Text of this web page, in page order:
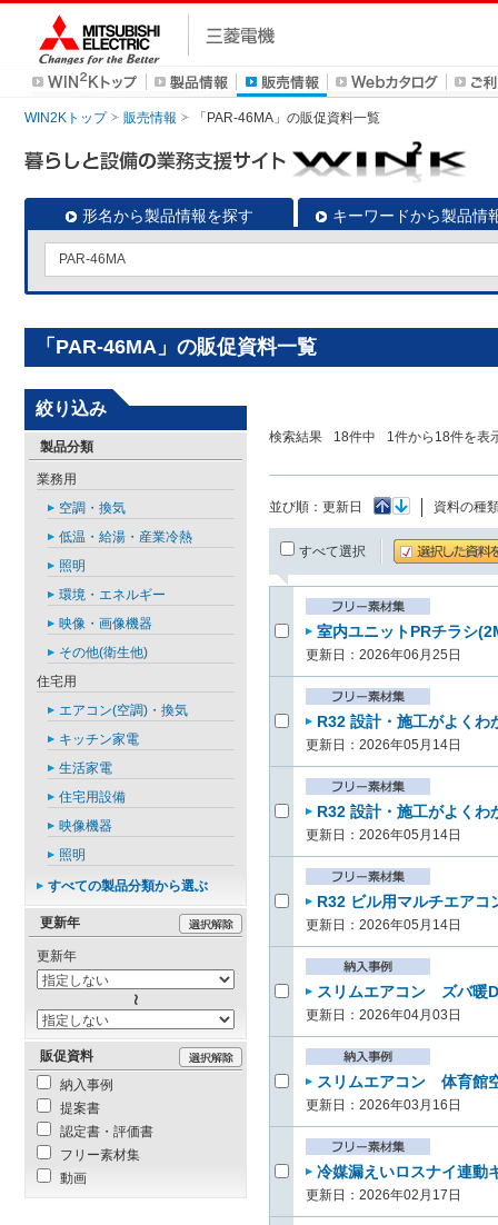
WIN2Kトップ 販売情報 「PAR-46MA」の販促資料一覧
形名から製品情報を探す キーワードから製品情
「PAR-46MA」の販促資料一覧
検索結果 18件中 1件から 18件を表
並び順： 更新日 資料の種
すべて選択
室内ユニットPRチラシ
更新日：2026年06月25日
R32 設計・施工がよく
更新日：2026年05月14日
R32 設計・施工がよく
更新日：2026年05月14日
R32 ビル用マルチエア
更新日：2026年05月14日
スリムエアコン ズバ暖
更新日：2026年04月03日
スリムエアコン 体育館
更新日：2026年03月16日
冷媒漏えいロスナイ連動
更新日：2026年02月17日
絞り込み
製品分類
業務用
空調・換気
低温・給湯・産業冷熱
照明
環境・エネルギー
映像・画像機器
その他(衛生他)
住宅用
エアコン(空調)・換気
キッチン家電
生活家電
住宅用設備
映像機器
照明
すべての製品分類から選ぶ
更新年
更新年
販促資料
納入事例
提案書
認定書・評価書
フリー素材集
動画